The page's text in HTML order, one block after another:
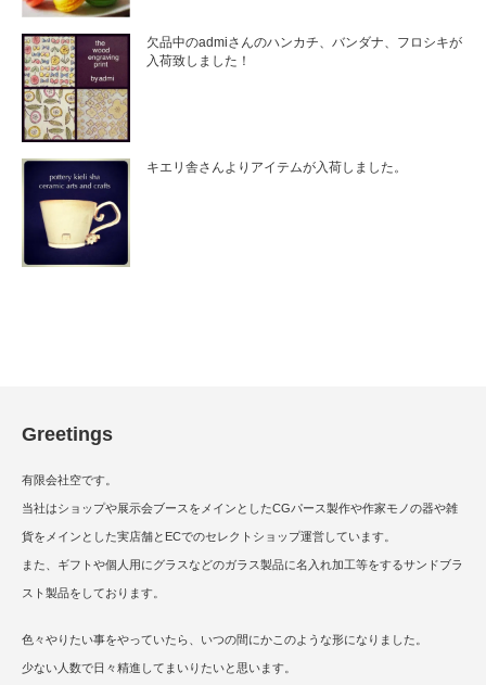
欠品中のadmiさんのハンカチ、バンダナ、フロシキが
入荷致しました！
キエリ舎さんよりアイテムが入荷しました。
Greetings
有限会社空です。
当社はショップや展示会ブースをメインとしたCGパース製作や作家モノの器や雑
貨をメインとした実店舗とECでのセレクトショップ運営しています。
また、ギフトや個人用にグラスなどのガラス製品に名入れ加工等をするサンドブラ
スト製品をしております。
色々やりたい事をやっていたら、いつの間にかこのような形になりました。
少ない人数で日々精進してまいりたいと思います。